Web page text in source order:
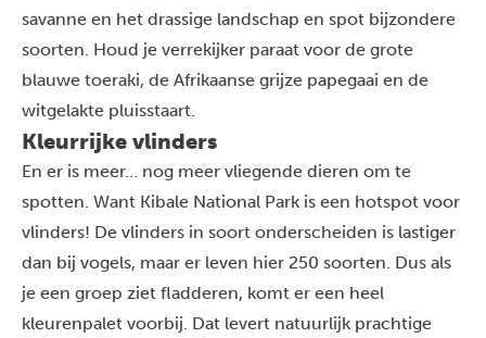
savanne en het drassige landschap en spot bijzondere
soorten. Houd je verrekijker paraat voor de grote
blauwe toeraki, de Afrikaanse grijze papegaai en de
witgelakte pluisstaart.
Kleurrijke vlinders
En er is meer… nog meer vliegende dieren om te
spotten. Want Kibale National Park is een hotspot voor
vlinders! De vlinders in soort onderscheiden is lastiger
dan bij vogels, maar er leven hier 250 soorten. Dus als
je een groep ziet fladderen, komt er een heel
kleurenpalet voorbij. Dat levert natuurlijk prachtige